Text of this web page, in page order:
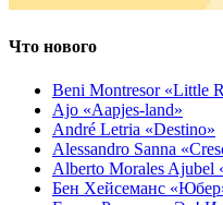
Что нового
Beni Montresor «Little
Ajo «Aapjes-land»
André Letria «Destino»
Alessandro Sanna
Alberto Morales Ajubel
Бен Хейсеманс